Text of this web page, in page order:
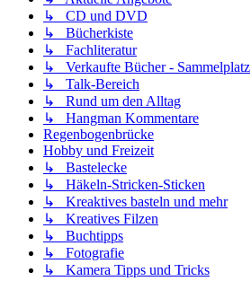
↳ CD und DVD
↳ Bücherkiste
↳ Fachliteratur
↳ Verkaufte Bücher - Sammelplatz
↳ Talk-Bereich
↳ Rund um den Alltag
↳ Hangman Kommentare
Regenbogenbrücke
Hobby und Freizeit
↳ Bastelecke
↳ Häkeln-Stricken-Sticken
↳ Kreaktives basteln und mehr
↳ Kreatives Filzen
↳ Buchtipps
↳ Fotografie
↳ Kamera Tipps und Tricks